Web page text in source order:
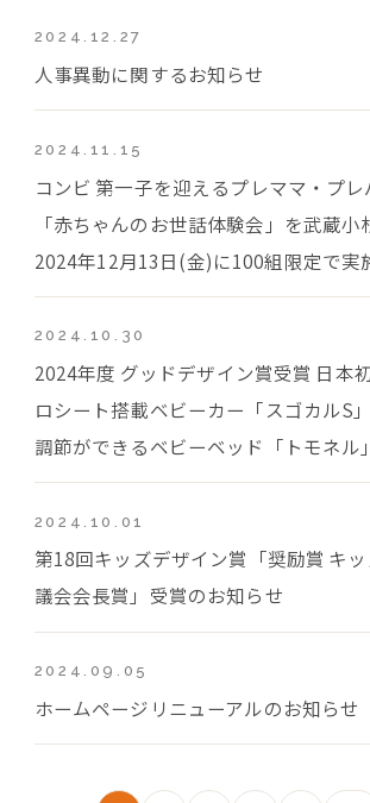
2024.12.27
人事異動に関するお知らせ
2024.11.15
コンビ 第一子を迎えるプレママ・プ
「赤ちゃんのお世話体験会」を武蔵小
2024年12月13日(金)に100組限定で実
2024.10.30
2024年度 グッドデザイン賞受賞 日本
ロシート搭載ベビーカー「スゴカルS
調節ができるベビーベッド「トモネル」
2024.10.01
第18回キッズデザイン賞「奨励賞 キ
議会会長賞」受賞のお知らせ
2024.09.05
ホームページリニューアルのお知らせ